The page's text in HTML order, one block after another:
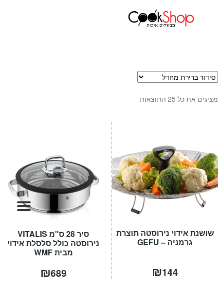
סירים
מחבתות
אחסון למטבח
סכינים
אפייה
קפה ותה
גיפט קארד
חגים
מתכונים שלכם
עמוד הבית כלי בישול אביזרי אידוי
מציגים את כל ⁦25⁩ התוצאות
סיר 28 ס"מ VITALIS
נירוסטה כולל סלסלת אידוי
מבית WMF
₪689
שושנת אידוי נירוסטה תוצרת
גרמניה – GEFU
₪144